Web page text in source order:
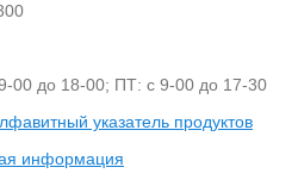
00 до 18-00; ПТ: с 9-00 до 17-30
указатель продуктов
информация